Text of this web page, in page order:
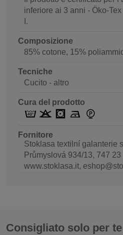
inferiore ai 3 anni - Öko-
I.
Composizione
85% cotone, 15%
Tecniche
Cucito - altro
Cura del prodotto
Fornitore
Stoklasa textilní galanterie
Průmyslová 934/13, 747
www.stoklasa.it,
Consigliato solo per te